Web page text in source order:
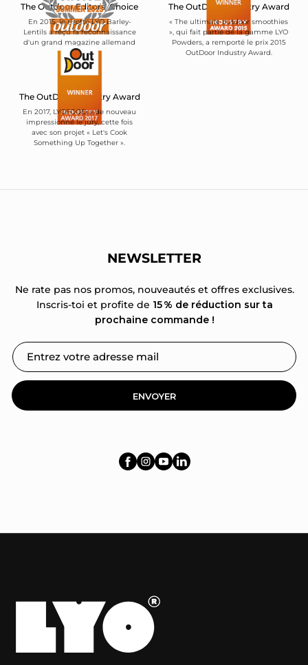
The Outdoor Editors' Choice
En 2015, le risotto LYO Barley-
Lentils a reçu la reconnaissance
d'un grand magazine allemand
de plein air.
The OutDoor Industry Award
« The ultimate outdoor smoothies
», qui fait partie de la gamme LYO
Powders, a remporté le prix 2015
OutDoor Industry Award.
The OutDoor Industry Award
En 2017, LYOFOOD a de nouveau
impressionné le jury, cette fois
avec son projet « Let's Cook
Something Up Together ».
NEWSLETTER
Ne rate pas nos promos, nouveautés et offres exclusives.
Inscris-toi et profite de 15 % de réduction sur ta
prochaine commande !
ENVOYER